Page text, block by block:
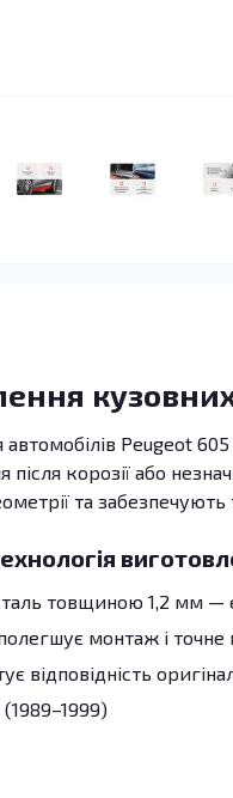
Peugeot
після корозії або
та
товщиною 1,2 мм —
монтаж і точне
відповідність